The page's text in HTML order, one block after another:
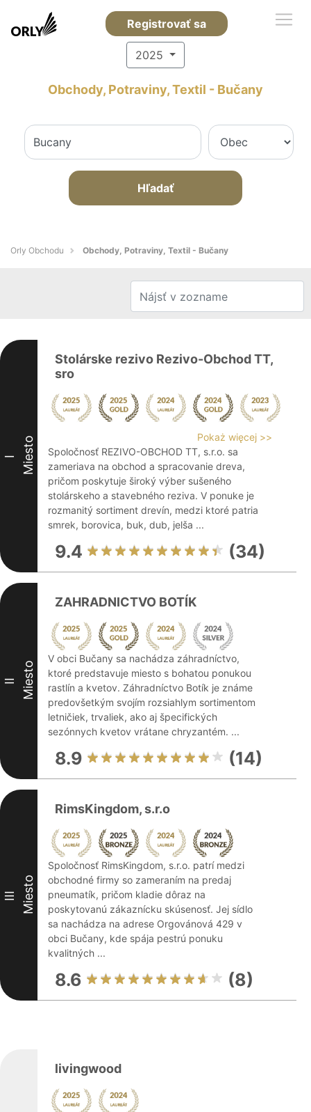
Registrovať sa
2025
Obchody, Potraviny, Textil - Bučany
Hľadať
Orly Obchodu Obchody, Potraviny, Textil - Bučany
I Miesto
Stolárske rezivo Rezivo-Obchod TT,
sro
Pokaż więcej >>
Spoločnosť REZIVO-OBCHOD TT, s.r.o. sa
zameriava na obchod a spracovanie dreva,
pričom poskytuje široký výber sušeného
stolárskeho a stavebného reziva. V ponuke je
rozmanitý sortiment drevín, medzi ktoré patria
smrek, borovica, buk, dub, jelša ...
9.4 (34)
II Miesto
ZAHRADNICTVO BOTÍK
V obci Bučany sa nachádza záhradníctvo,
ktoré predstavuje miesto s bohatou ponukou
rastlín a kvetov. Záhradníctvo Botík je známe
predovšetkým svojím rozsiahlym sortimentom
letničiek, trvaliek, ako aj špecifických
sezónnych kvetov vrátane chryzantém. ...
8.9 (14)
III Miesto
RimsKingdom, s.r.o
Spoločnosť RimsKingdom, s.r.o. patrí medzi
obchodné firmy so zameraním na predaj
pneumatík, pričom kladie dôraz na
poskytovanú zákaznícku skúsenosť. Jej sídlo
sa nachádza na adrese Orgovánová 429 v
obci Bučany, kde spája pestrú ponuku
kvalitných ...
8.6 (8)
livingwood